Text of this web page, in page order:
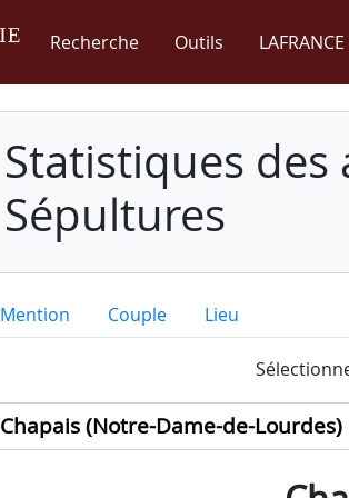
Recherche Outils
Statistiques des
Sépultures
Mention Couple Lieu